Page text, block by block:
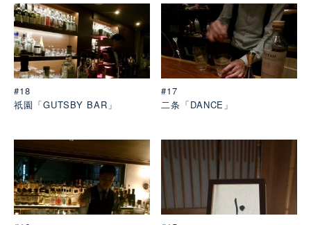
#18
祇園「GUTSBY BAR」
#17
二条「DANCE」